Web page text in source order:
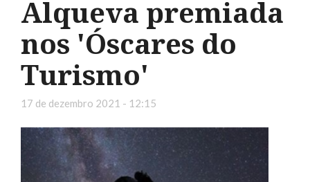
Alqueva premiada
nos 'Óscares do
Turismo'
17 de dezembro 2021 - 12:15